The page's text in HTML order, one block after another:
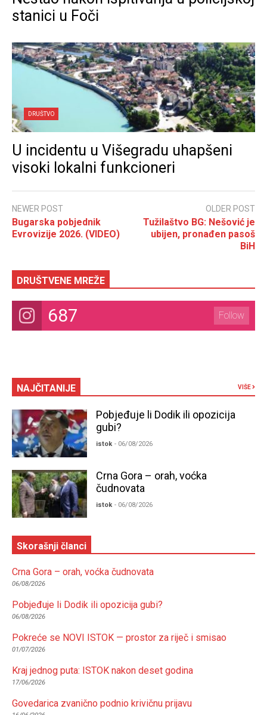
stanici u Foči
DRUŠTVO
U incidentu u Višegradu uhapšeni
visoki lokalni funkcioneri
NEWER POST
Bugarska pobjednik
Evrovizije 2026. (VIDEO)
OLDER POST
Tužilaštvo BG: Nešović je
ubijen, pronađen pasoš
BiH
DRUŠTVENE MREŽE
687 Follow
NAJČITANIJE VIŠE
Pobjeđuje li Dodik ili opozicija
gubi?
istok - 06/08/2026
Crna Gora – orah, voćka
čudnovata
istok - 06/08/2026
Skorašnji članci
Crna Gora – orah, voćka čudnovata
06/08/2026
Pobjeđuje li Dodik ili opozicija gubi?
06/08/2026
Pokreće se NOVI ISTOK — prostor za riječ i smisao
01/07/2026
Kraj jednog puta: ISTOK nakon deset godina
17/06/2026
Govedarica zvanično podnio krivičnu prijavu